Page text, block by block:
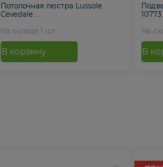
Потолочная люстра Lussole
Cevedale ...
На складе 1 шт
В корзину
10773
На
В